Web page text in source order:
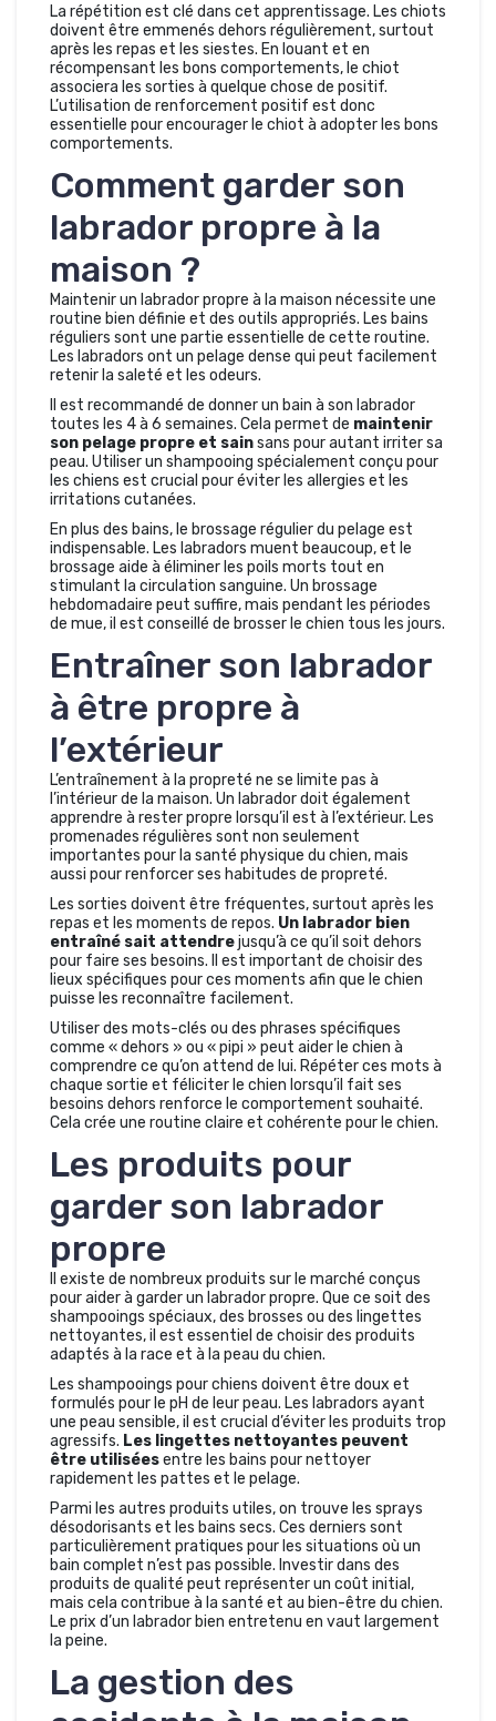
La répétition est clé dans cet apprentissage. Les chiots
doivent être emmenés dehors régulièrement, surtout
après les repas et les siestes. En louant et en
récompensant les bons comportements, le chiot
associera les sorties à quelque chose de positif.
L’utilisation de renforcement positif est donc
essentielle pour encourager le chiot à adopter les bons
comportements.
Comment garder son
labrador propre à la
maison ?
Maintenir un labrador propre à la maison nécessite une
routine bien définie et des outils appropriés. Les bains
réguliers sont une partie essentielle de cette routine.
Les labradors ont un pelage dense qui peut facilement
retenir la saleté et les odeurs.
Il est recommandé de donner un bain à son labrador
toutes les 4 à 6 semaines. Cela permet de maintenir
son pelage propre et sainsans pour autant irriter sa
peau. Utiliser un shampooing spécialement conçu pour
les chiens est crucial pour éviter les allergies et les
irritations cutanées.
En plus des bains, le brossage régulier du pelage est
indispensable. Les labradors muent beaucoup, et le
brossage aide à éliminer les poils morts tout en
stimulant la circulation sanguine. Un brossage
hebdomadaire peut suffire, mais pendant les périodes
de mue, il est conseillé de brosser le chien tous les jours.
Entraîner son labrador
à être propre à
l’extérieur
L’entraînement à la propreté ne se limite pas à
l’intérieur de la maison. Un labrador doit également
apprendre à rester propre lorsqu’il est à l’extérieur. Les
promenades régulières sont non seulement
importantes pour la santé physique du chien, mais
aussi pour renforcer ses habitudes de propreté.
Les sorties doivent être fréquentes, surtout après les
repas et les moments de repos. Un labrador bien
entraîné sait attendrejusqu’à ce qu’il soit dehors
pour faire ses besoins. Il est important de choisir des
lieux spécifiques pour ces moments afin que le chien
puisse les reconnaître facilement.
Utiliser des mots-clés ou des phrases spécifiques
comme « dehors » ou « pipi » peut aider le chien à
comprendre ce qu’on attend de lui. Répéter ces mots à
chaque sortie et féliciter le chien lorsqu’il fait ses
besoins dehors renforce le comportement souhaité.
Cela crée une routine claire et cohérente pour le chien.
Les produits pour
garder son labrador
propre
Il existe de nombreux produits sur le marché conçus
pour aider à garder un labrador propre. Que ce soit des
shampooings spéciaux, des brosses ou des lingettes
nettoyantes, il est essentiel de choisir des produits
adaptés à la race et à la peau du chien.
Les shampooings pour chiens doivent être doux et
formulés pour le pH de leur peau. Les labradors ayant
une peau sensible, il est crucial d’éviter les produits trop
agressifs. Les lingettes nettoyantes peuvent
être utiliséesentre les bains pour nettoyer
rapidement les pattes et le pelage.
Parmi les autres produits utiles, on trouve les sprays
désodorisants et les bains secs. Ces derniers sont
particulièrement pratiques pour les situations où un
bain complet n’est pas possible. Investir dans des
produits de qualité peut représenter un coût initial,
mais cela contribue à la santé et au bien-être du chien.
Le prix d’un labrador bien entretenu en vaut largement
la peine.
La gestion des